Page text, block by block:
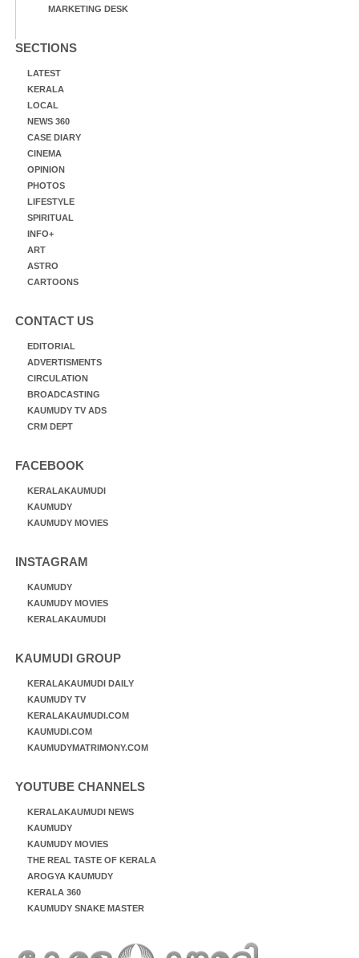
MARKETING DESK
SECTIONS
LATEST
KERALA
LOCAL
NEWS 360
CASE DIARY
CINEMA
OPINION
PHOTOS
LIFESTYLE
SPIRITUAL
INFO+
ART
ASTRO
CARTOONS
CONTACT US
EDITORIAL
ADVERTISMENTS
CIRCULATION
BROADCASTING
KAUMUDY TV ADS
CRM DEPT
FACEBOOK
KERALAKAUMUDI
KAUMUDY
KAUMUDY MOVIES
INSTAGRAM
KAUMUDY
KAUMUDY MOVIES
KERALAKAUMUDI
KAUMUDI GROUP
KERALAKAUMUDI DAILY
KAUMUDY TV
KERALAKAUMUDI.COM
KAUMUDI.COM
KAUMUDYMATRIMONY.COM
YOUTUBE CHANNELS
KERALAKAUMUDI NEWS
KAUMUDY
KAUMUDY MOVIES
THE REAL TASTE OF KERALA
AROGYA KAUMUDY
KERALA 360
KAUMUDY SNAKE MASTER